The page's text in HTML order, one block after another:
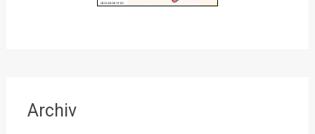
Archiv